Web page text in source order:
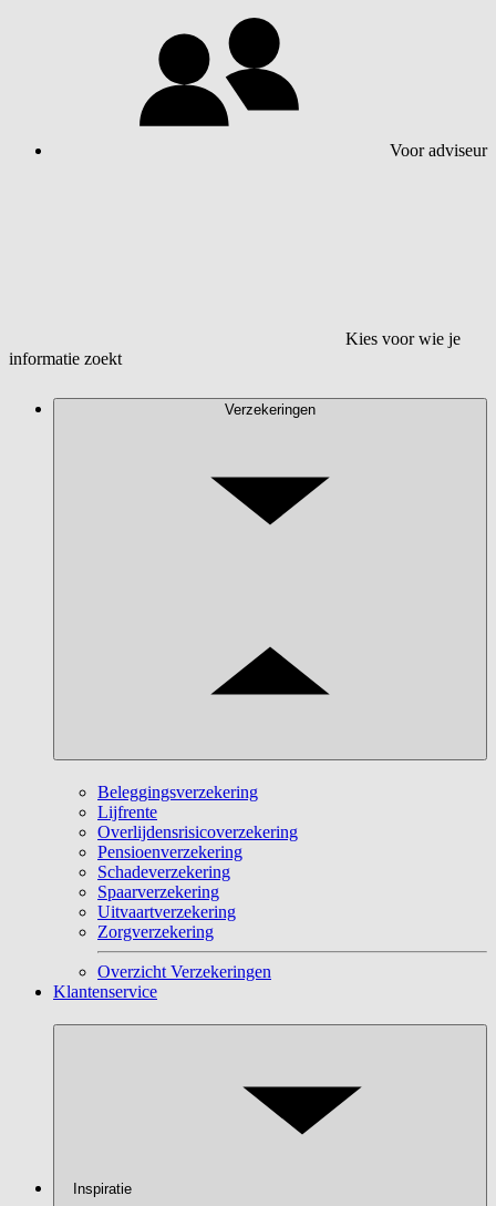
Voor adviseur
Kies voor wie je
informatie zoekt
Verzekeringen
Beleggingsverzekering
Lijfrente
Overlijdensrisicoverzekering
Pensioenverzekering
Schadeverzekering
Spaarverzekering
Uitvaartverzekering
Zorgverzekering
Overzicht Verzekeringen
Klantenservice
Inspiratie